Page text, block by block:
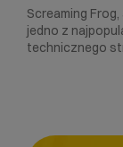
Screaming
jedno z
technicznego